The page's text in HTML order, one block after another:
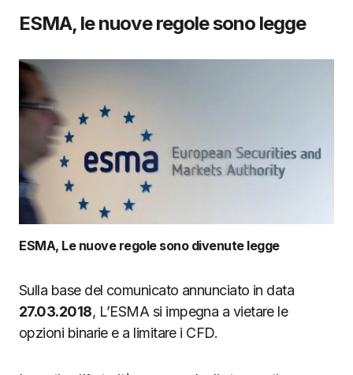
ESMA, le nuove regole sono legge
ESMA, Le nuove regole sono divenute legge
Sulla base del comunicato annunciato in data
27.03.2018, L’ESMA si impegna a vietare le
opzioni binarie e a limitare i CFD.